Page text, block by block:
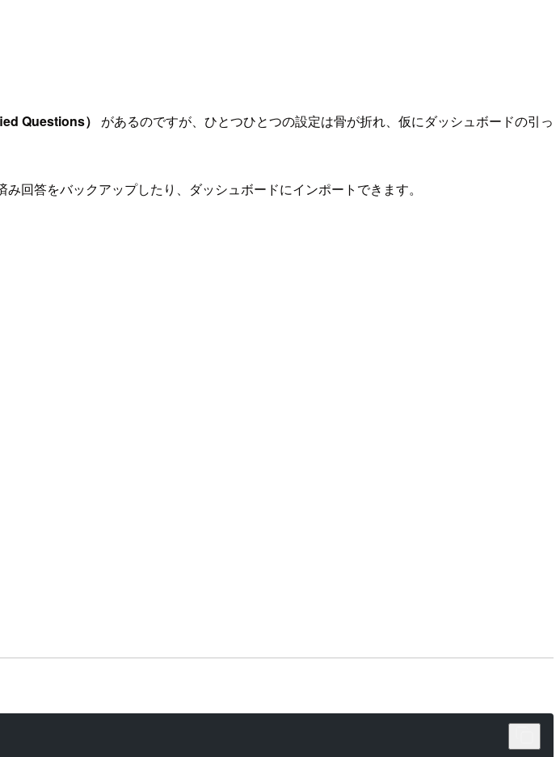
Questions）
があるのですが、ひとつひとつの設定は骨が折れ、仮にダッシュボードの引っ
回答をバックアップしたり、ダッシュボードにインポートできます。